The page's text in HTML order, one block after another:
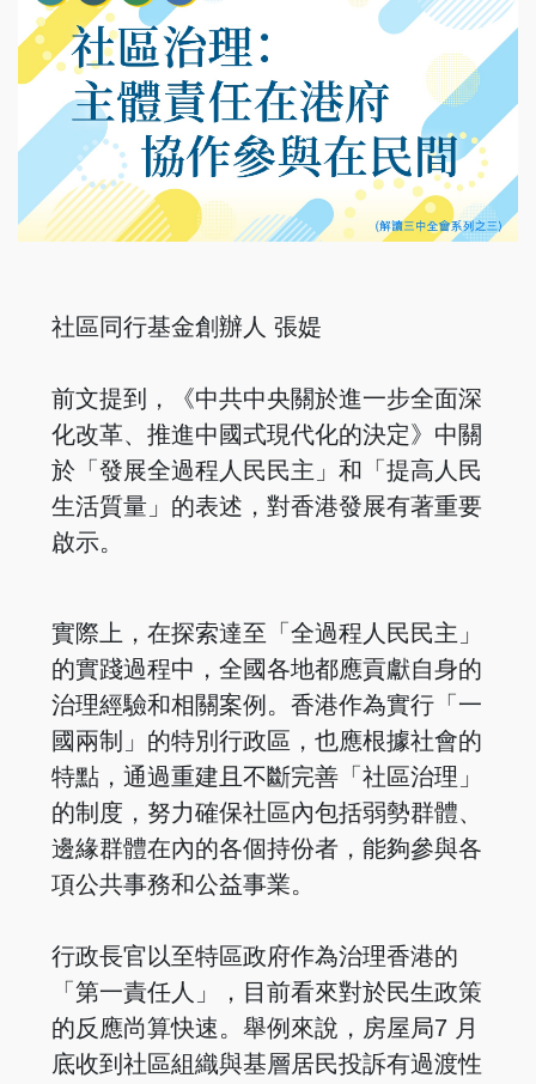
社區同行基金創辦人 張媞
前文提到，《中共中央關於進一步全面深
化改革、推進中國式現代化的決定》中關
於「發展全過程人民民主」和「提高人民
生活質量」的表述，對香港發展有著重要
啟示。
實際上，在探索達至「全過程人民民主」
的實踐過程中，全國各地都應貢獻自身的
治理經驗和相關案例。香港作為實行「一
國兩制」的特別行政區，也應根據社會的
特點，通過重建且不斷完善「社區治理」
的制度，努力確保社區內包括弱勢群體、
邊緣群體在內的各個持份者，能夠參與各
項公共事務和公益事業。
行政長官以至特區政府作為治理香港的
「第一責任人」，目前看來對於民生政策
的反應尚算快速。舉例來說，房屋局7 月
底收到社區組織與基層居民投訴有過渡性